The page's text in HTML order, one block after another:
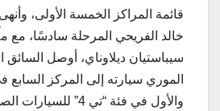
قائمة المراكز الخمسة الأولى،
خالد الفريحي المرحلة سادسًا، مع
سيباستيان ديلاوناي، أوصل
الموري سيارته إلى المركز السابع
والأول في فئة “تي 4”